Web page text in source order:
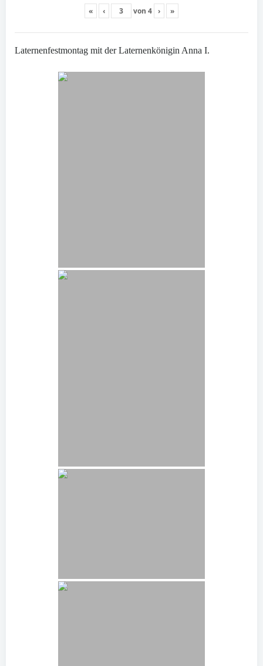
« ‹ von 4 › »
Laternenfestmontag mit der Laternenkönigin Anna I.